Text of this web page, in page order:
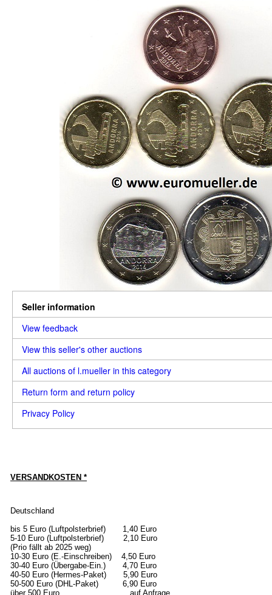
Seller information
View feedback
View this seller's other auctions
All auctions of l.mueller in this category
Return form and return policy
Privacy Policy
VERSANDKOSTEN *
Deutschland
bis 5 Euro (Luftpolsterbrief) 1,40 Euro
5-10 Euro (Luftpolsterbrief) 2,10 Euro
(Prio fällt ab 2025 weg)
10-30 Euro (E.-Einschreiben) 4,50 Euro
30-40 Euro (Übergabe-Ein.) 4,70 Euro
40-50 Euro (Hermes-Paket) 5,90 Euro
50-500 Euro (DHL-Paket) 6,90 Euro
über 500 Euro auf Anfrage